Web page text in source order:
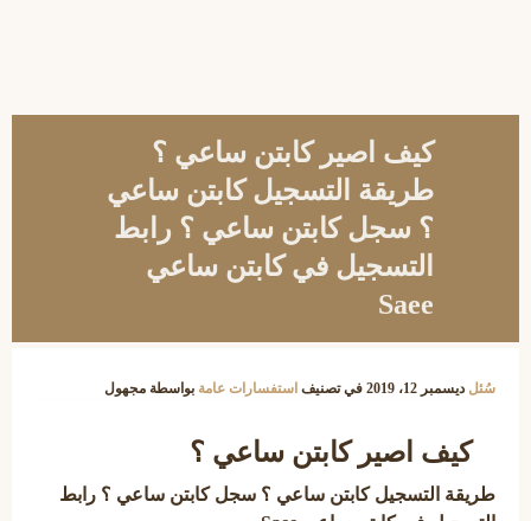
كيف اصير كابتن ساعي ؟
طريقة التسجيل كابتن ساعي
؟ سجل كابتن ساعي ؟ رابط
التسجيل في كابتن ساعي
Saee
سُئل ديسمبر 12، 2019 في تصنيف استفسارات عامة بواسطة مجهول
كيف اصير كابتن ساعي ؟
طريقة التسجيل كابتن ساعي ؟ سجل كابتن ساعي ؟ رابط